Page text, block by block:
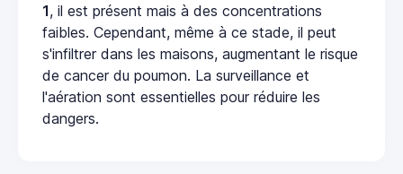
1, il est présent mais à des concentrations
faibles. Cependant, même à ce stade, il peut
s'infiltrer dans les maisons, augmentant le risque
de cancer du poumon. La surveillance et
l'aération sont essentielles pour réduire les
dangers.